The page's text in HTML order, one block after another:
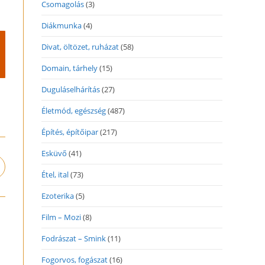
Csomagolás(3)
Diákmunka(4)
Divat, öltözet, ruházat(58)
Domain, tárhely(15)
Duguláselhárítás(27)
Életmód, egészség(487)
Építés, építőipar(217)
Esküvő (41)
Étel, ital(73)
Ezoterika(5)
Film – Mozi(8)
Fodrászat – Smink(11)
Fogorvos, fogászat(16)